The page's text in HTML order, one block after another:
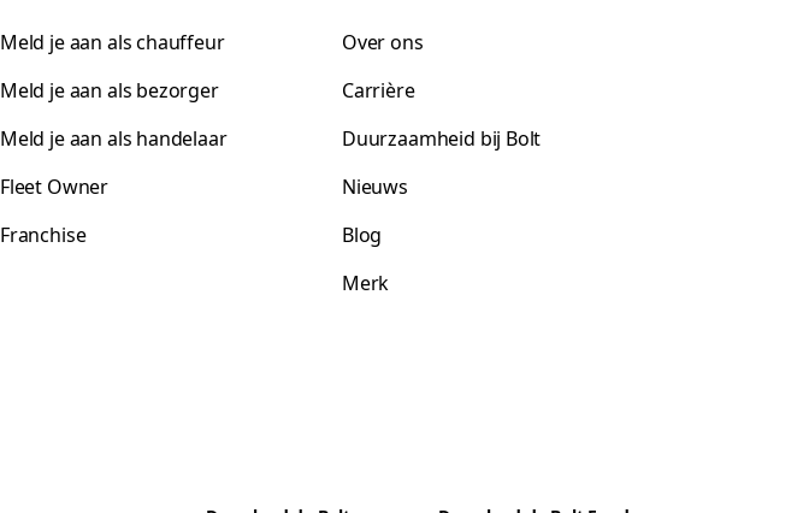
Meld je aan als chauffeur
Meld je aan als bezorger
Meld je aan als handelaar
Fleet Owner
Franchise
Over ons
Carrière
Duurzaamheid bij Bolt
Nieuws
Blog
Merk